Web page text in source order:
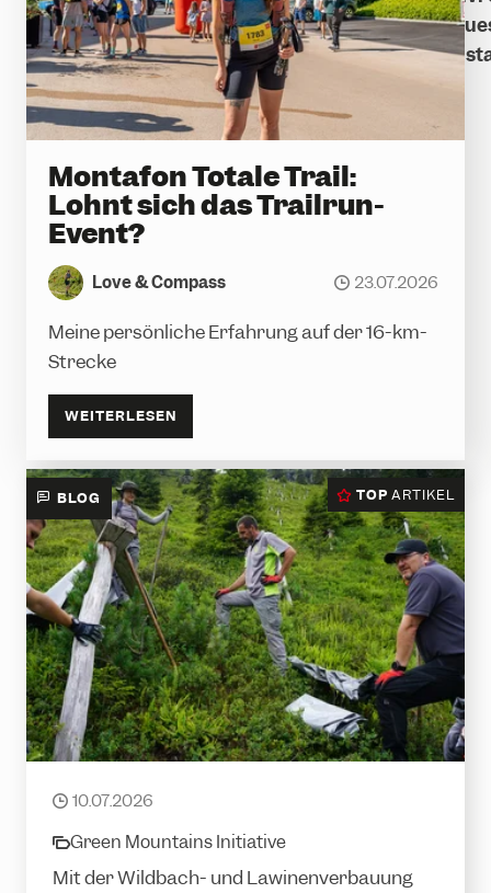
Silvretta Montafon Magazin erfährst du das
und Skiregion. Spannende Geschichten,
wichtigsten Infos erwarten dich in den
nach Kategorien filtern und fesselnde
ÜBERSICHT
Montafon Totale Trail:
Lohnt sich das Trailrun-
Event?
Love & Compass date
23.07.2026
Meine persönliche Erfahrung auf der 16-km-
Strecke
WEITERLESEN
BLOG TOP ARTIKEL
date
10.07.2026
category
Green Mountains Initiative
Mit der Wildbach- und Lawinenverbauung